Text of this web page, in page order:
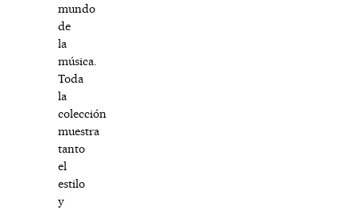
mundo
de
la
música.
Toda
la
colección
muestra
tanto
el
estilo
y